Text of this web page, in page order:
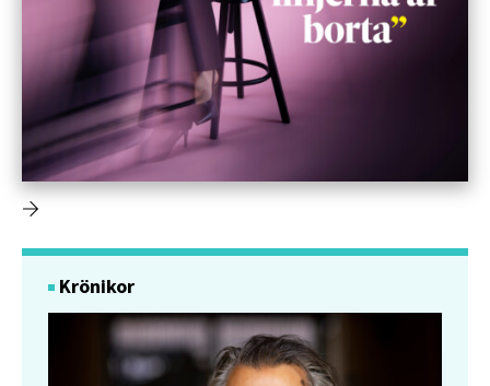
Krönikor